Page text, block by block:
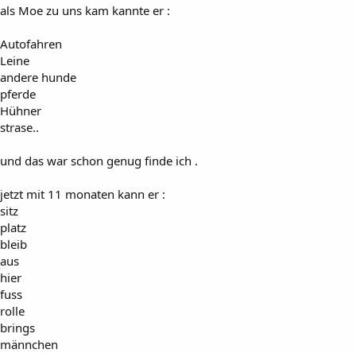
als Moe zu uns kam kannte er :
Autofahren
Leine
andere hunde
pferde
Hühner
strase..
und das war schon genug finde ich .
jetzt mit 11 monaten kann er :
sitz
platz
bleib
aus
hier
fuss
rolle
brings
männchen